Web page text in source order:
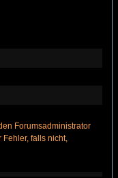
Forumsadministrator
falls nicht,